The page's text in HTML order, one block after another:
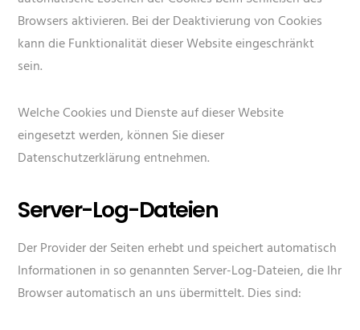
Browsers aktivieren. Bei der Deaktivierung von Cookies
kann die Funktionalität dieser Website eingeschränkt
sein.
Welche Cookies und Dienste auf dieser Website
eingesetzt werden, können Sie dieser
Datenschutzerklärung entnehmen.
Server-Log-Dateien
Der Provider der Seiten erhebt und speichert automatisch
Informationen in so genannten Server-Log-Dateien, die Ihr
Browser automatisch an uns übermittelt. Dies sind: